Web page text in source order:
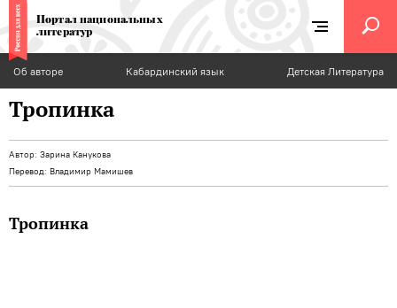
Портал национальных
литератур
Об авторе Кабардинский язык Детская Литература
Тропинка
Автор: Зарина Канукова
Перевод: Владимир Мамишев
Тропинка